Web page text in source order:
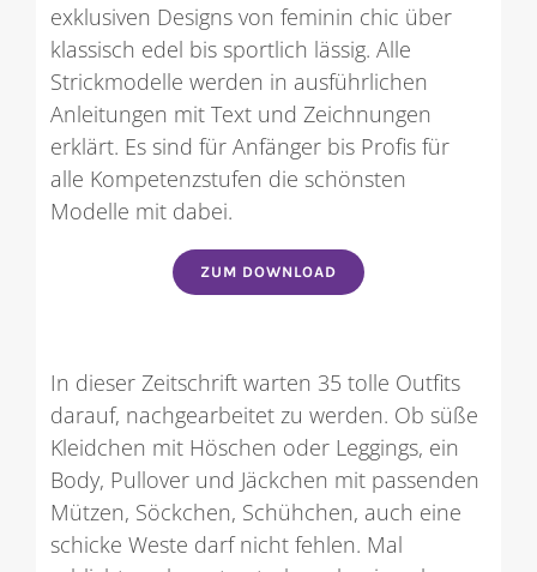
exklusiven Designs von feminin chic über
klassisch edel bis sportlich lässig. Alle
Strickmodelle werden in ausführlichen
Anleitungen mit Text und Zeichnungen
erklärt. Es sind für Anfänger bis Profis für
alle Kompetenzstufen die schönsten
Modelle mit dabei.
ZUM DOWNLOAD
In dieser Zeitschrift warten 35 tolle Outfits
darauf, nachgearbeitet zu werden. Ob süße
Kleidchen mit Höschen oder Leggings, ein
Body, Pullover und Jäckchen mit passenden
Mützen, Söckchen, Schühchen, auch eine
schicke Weste darf nicht fehlen. Mal